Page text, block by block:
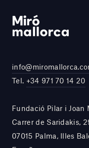
Tel. +34 971 70 14 20
Fundació Pilar i Joan
Carrer de Saridakis,
07015 Palma, Illes